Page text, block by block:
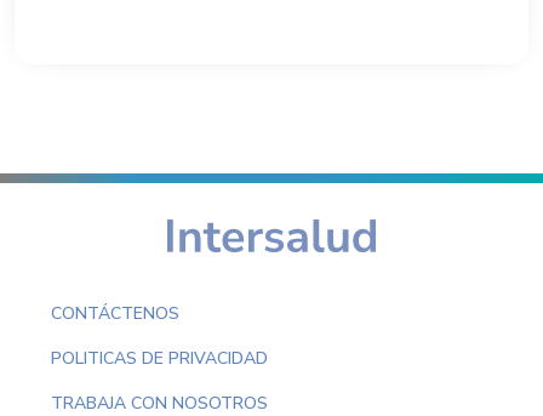
CONTÁCTENOS
POLITICAS DE PRIVACIDAD
TRABAJA CON NOSOTROS